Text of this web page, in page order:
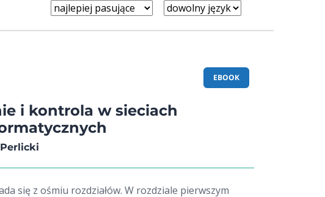
EBOOK
i kontrola w sieciach
się z ośmiu rozdziałów. W rozdziale pierwszym